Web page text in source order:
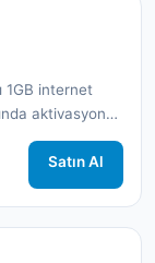
1GB internet
aktivasyon
Satın Al